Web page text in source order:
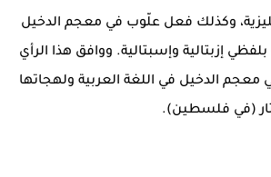
وكذلك فعل علّوب في معجم الدخيل
إزبتالية وإسبتالية. ووافق هذا الرأي
معجم الدخيل في اللغة العربية ولهجاتها